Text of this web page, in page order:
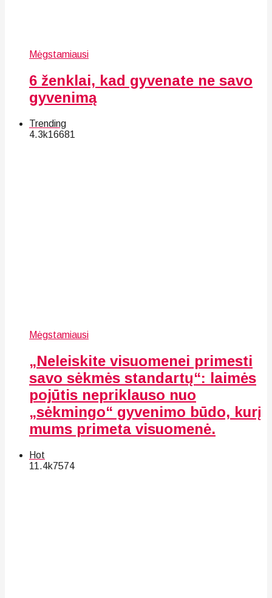
Mėgstamiausi
6 ženklai, kad gyvenate ne savo
gyvenimą
Trending
4.3k16681
Mėgstamiausi
„Neleiskite visuomenei primesti
savo sėkmės standartų“: laimės
pojūtis nepriklauso nuo
„sėkmingo“ gyvenimo būdo, kurį
mums primeta visuomenė.
Hot
11.4k7574